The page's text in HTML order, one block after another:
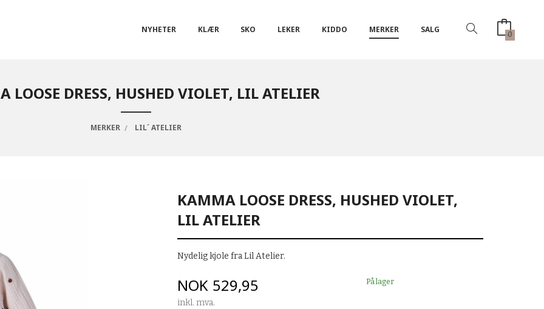
NYHETER KLÆR SKO LEKER KIDDO MERKER SALG 0
LOOSE DRESS, HUSHED VIOLET, LIL ATELIER
MERKER LIL´ ATELIER
KAMMA LOOSE DRESS, HUSHED VIOLET,
LIL ATELIER
Nydelig kjole fra Lil Atelier.
Pris
NOK 529,95
inkl. mva.
På lager